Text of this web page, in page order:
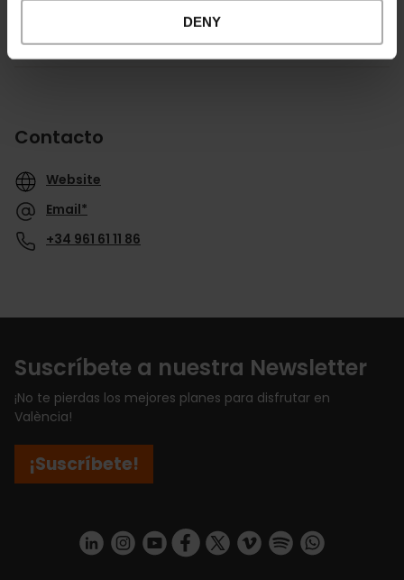
DENY
Contacto
Website
Email*
+34 961 61 11 86
Suscríbete a nuestra Newsletter
¡No te pierdas los mejores planes para disfrutar en
València!
¡Suscríbete!
https://www.linkedin.com/company/turismo-valencia/mycompany/
https://www.instagram.com/visit_valencia/
https://www.youtube.com/user/
https://www.facebook.com/
https://twitter.com/
https://vimeo.com/
https://https://api.whatsapp.com/